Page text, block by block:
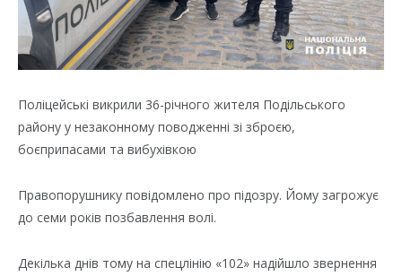
Поліцейські викрили 36-річного жителя Подільського
району у незаконному поводженні зі зброєю,
боєприпасами та вибухівкою
Правопорушнику повідомлено про підозру. Йому загрожує
до семи років позбавлення волі.
Декілька днів тому на спецлінію «102» надійшло звернення